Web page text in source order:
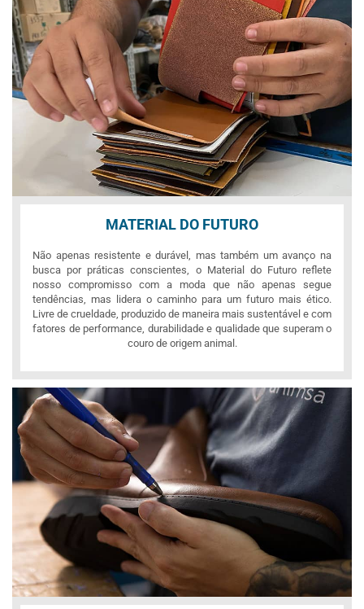
MATERIAL DO FUTURO
Não apenas resistente e durável, mas também um avanço na
busca por práticas conscientes, o Material do Futuro reflete
nosso compromisso com a moda que não apenas segue
tendências, mas lidera o caminho para um futuro mais ético.
Livre de crueldade, produzido de maneira mais sustentável e com
fatores de performance, durabilidade e qualidade que superam o
couro de origem animal.